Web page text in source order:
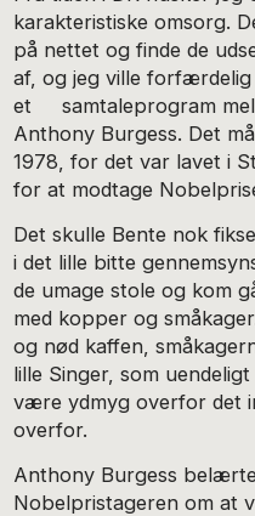
karakteristiske omsorg.
på nettet og finde de
af, og jeg ville forfærdelig
et samtaleprogram
Anthony Burgess. Det
1978, for det var lavet i
for at modtage
Det skulle Bente nok
i det lille bitte
de umage stole og kom
med kopper og
og nød kaffen,
lille Singer, som
være ydmyg overfor det
overfor.
Anthony Burgess
Nobelpristageren om at